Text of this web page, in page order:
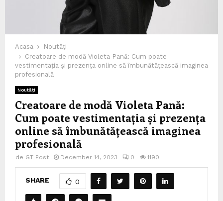
Acasa
Noutăți
Creatoare de modă Violeta Pană: Cum poate
vestimentația și prezența online să îmbunătățească imaginea
profesională
Noutăți
Creatoare de modă Violeta Pană:
Cum poate vestimentația și prezența
online să îmbunătățească imaginea
profesională
de GT Post December 14, 2023 0 1190
SHARE 0